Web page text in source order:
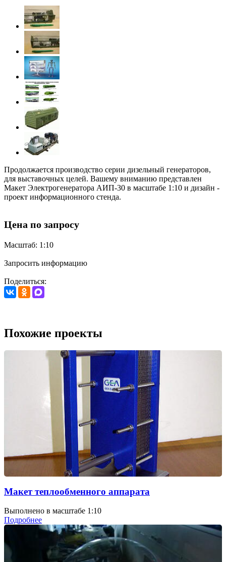
Продолжается производство серии дизельный генераторов,
для выставочных целей. Вашему вниманию представлен
Макет Электрогенератора АИП-30 в масштабе 1:10 и дизайн -
проект информационного стенда.
Цена по запросу
Масштаб: 1:10
Запросить информацию
Поделиться:
Похожие проекты
Макет теплообменного аппарата
Выполнено в масштабе 1:10
Подробнее